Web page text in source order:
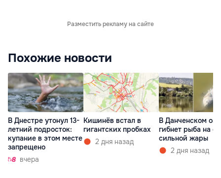
Разместить рекламу на сайте
Похожие новости
В Днестре утонул 13-
летний подросток:
купание в этом месте
запрещено
вчера
Кишинёв встал в
гигантских пробках
2 дня назад
В Данченском
гибнет рыба на
сильной жары
2 дня назад